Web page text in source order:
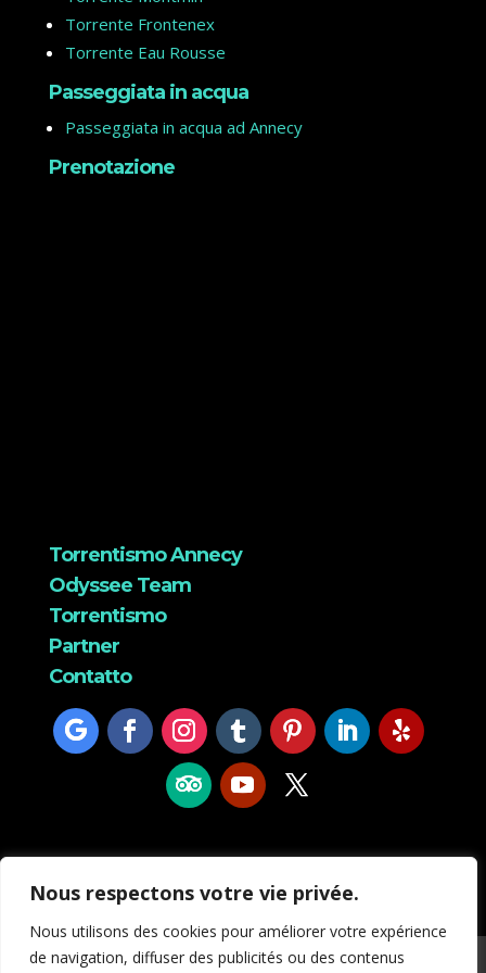
Nous respectons votre vie privée.
Nous utilisons des cookies pour améliorer votre expérience
de navigation, diffuser des publicités ou des contenus
Torrente Frontenex
Torrente Eau Rousse
Passeggiata in acqua
Passeggiata in acqua ad Annecy
Prenotazione
Torrentismo Annecy
Odyssee Team
Torrentismo
Partner
Contatto
Base 73400 Marthod – 74370 Annecy siège
Odyssée canyon
© Odyssée canyon |Informazioni legali|